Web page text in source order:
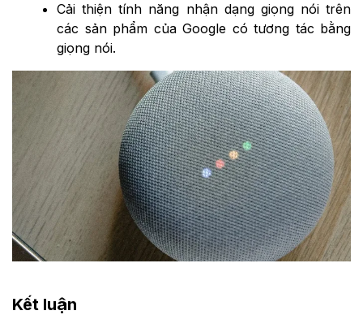
Cải thiện tính năng nhận dạng giọng nói trên
các sản phẩm của Google có tương tác bằng
giọng nói.
Kết luận